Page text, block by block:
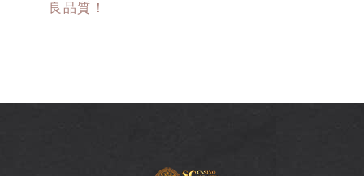
良品質！